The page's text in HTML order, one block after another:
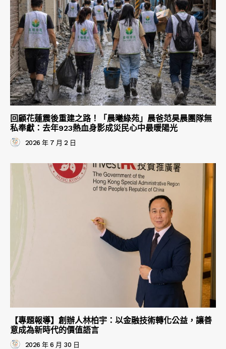
回顧花蓮震後重建之路！「晨曦綠苑」晨爸范昊晨團隊無
私奉獻：去年923熱血身影成災民心中最暖陽光
2026 年 7 月 2 日
【專題報導】創辦人林柏宇：以金融技術轉化公益，讓善
意成為新時代的價值語言
2026 年 6 月 30 日